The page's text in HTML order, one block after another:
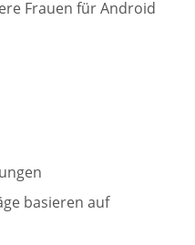
Frauen für Android
basieren auf